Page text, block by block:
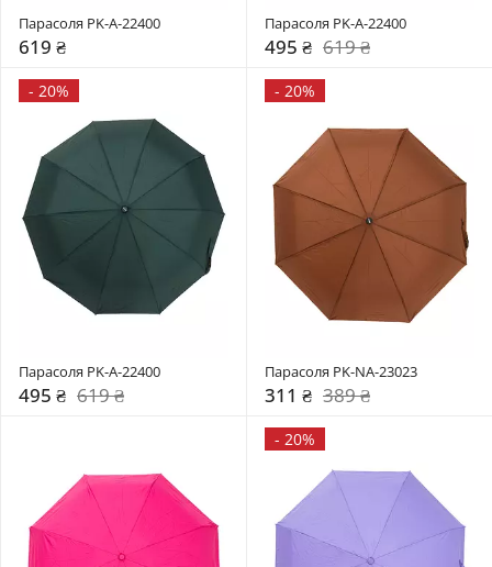
Парасоля PK-A-22400
619 ₴
Парасоля PK-A-22400
495 ₴ 619 ₴
- 20%
Парасоля PK-A-22400
495 ₴ 619 ₴
- 20%
Парасоля PK-NA-23023
311 ₴ 389 ₴
- 20%